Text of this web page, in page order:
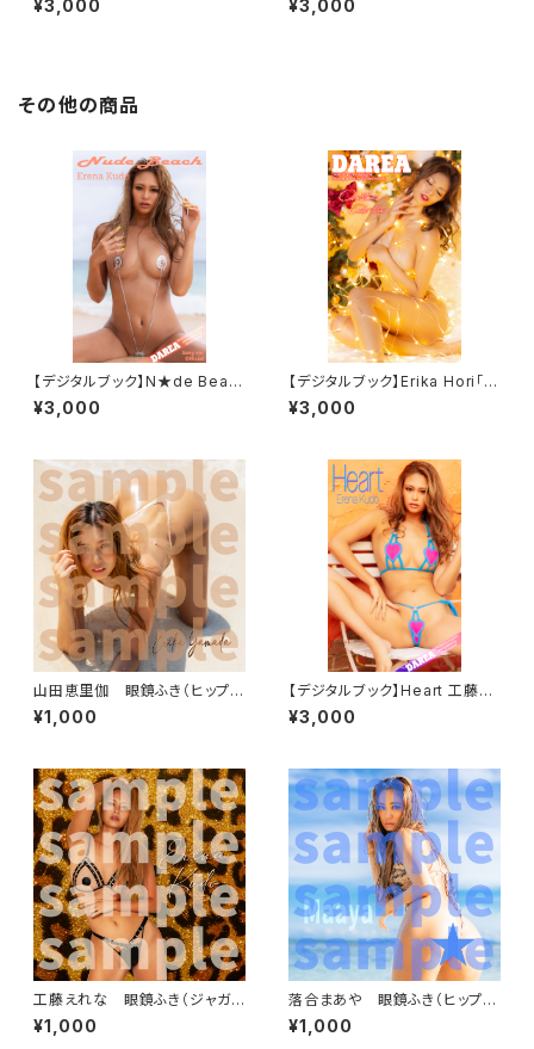
¥3,000
Magazine
¥3,000
その他の商品
【デジタルブック】N★de Beac
h 工藤えれな DAREA Dream
Factory Magazine
¥3,000
【デジタルブック】Erika Hori「C
hristmas」DAREA dream fa
ctory magazine
¥3,000
山田恵里伽 眼鏡ふき（ヒップサ
ンド）
¥1,000
【デジタルブック】Heart 工藤え
れな DAREA Dream Factory
Magazine
¥3,000
工藤えれな 眼鏡ふき（ジャガ
ー）
¥1,000
落合まあや 眼鏡ふき（ヒップビ
ーチ）
¥1,000